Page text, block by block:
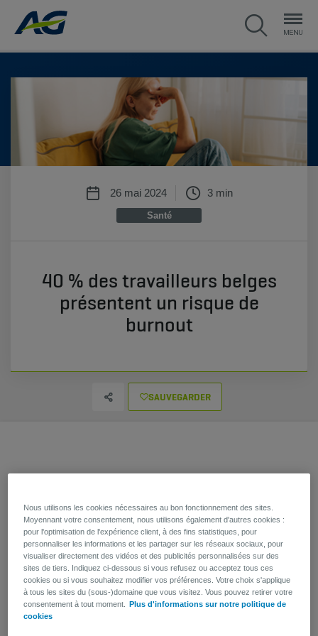
26 mai 2024 3 min
Santé
40 % des travailleurs belges
présentent un risque de
burnout
SAUVEGARDER
travail : 2 Belges sur 5 sont dans une zone d'alarme orange
(risque) ou rouge (risque très élevé).
​AG Health Partner – rebaptisé depuis quelques
semainesWaldon– assure le suivi du risque de burnout en
Belgique grâce à son Burnout Assessment Tool. Ce
questionnaire, établi sur une base scientifique, se concentre sur
quatre dimensions fondamentales comprenant chacune quatre
Nous utilisons les cookies nécessaires au bon fonctionnement des sites.
Moyennant votre consentement, nous utilisons également d'autres cookies :
pour l'optimisation de l'expérience client, à des fins statistiques, pour
personnaliser les informations et les partager sur les réseaux sociaux, pour
visualiser directement des vidéos et des publicités personnalisées sur des
sites de tiers. Indiquez ci-dessous si vous refusez ou acceptez tous ces
cookies ou si vous souhaitez modifier vos préférences. Votre choix s'applique
à tous les sites du (sous-)domaine que vous visitez. Vous pouvez retirer votre
consentement à tout moment.
Plus d'informations sur notre politique de
cookies